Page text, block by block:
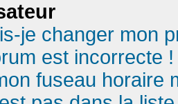
je changer mon
est incorrecte !
fuseau horaire